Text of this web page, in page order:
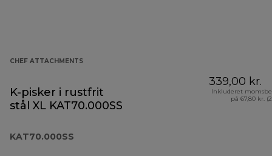
CHEF ATTACHMENTS
K-pisker i rustfrit
stål XL KAT70.000SS
KAT70.000SS
339,00 kr.
Inkluderet
på 67,80 kr.